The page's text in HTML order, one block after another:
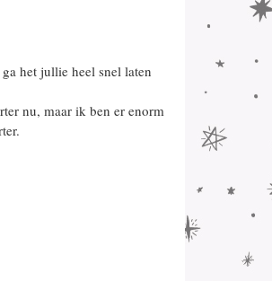
het jullie heel snel laten
nu, maar ik ben er enorm